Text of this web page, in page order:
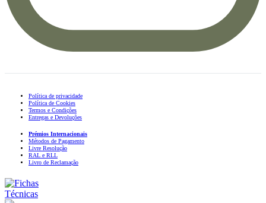
Política de privacidade
Política de Cookies
Termos e Condições
Entregas e Devoluções
Prémios Internacionais
Métodos de Pagamento
Livre Resolução
RAL e RLL
Livro de Reclamação